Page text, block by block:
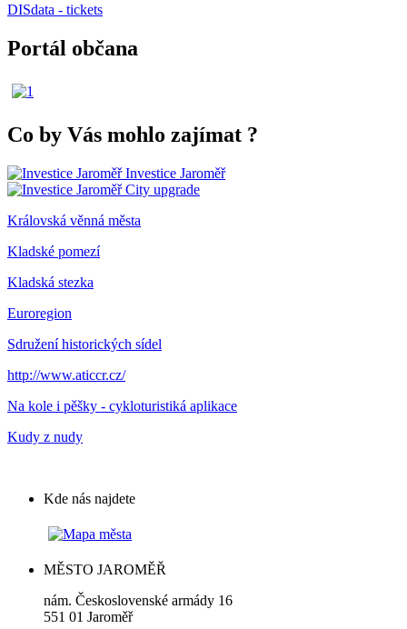
DISdata - tickets
Portál občana
Co by Vás mohlo zajímat ?
Investice Jaroměř
City upgrade
Královská věnná města
Kladské pomezí
Kladská stezka
Euroregion
Sdružení historických sídel
http://www.aticcr.cz/
Na kole i pěšky - cykloturistiká aplikace
Kudy z nudy
Kde nás najdete
MĚSTO JAROMĚŘ
nám. Československé armády 16
551 01 Jaroměř